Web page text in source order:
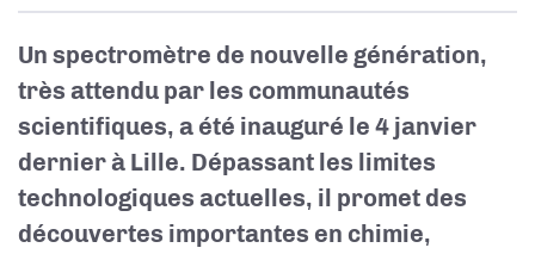
Un spectromètre de nouvelle génération,
très attendu par les communautés
scientifiques, a été inauguré le 4 janvier
dernier à Lille. Dépassant les limites
technologiques actuelles, il promet des
découvertes importantes en chimie,